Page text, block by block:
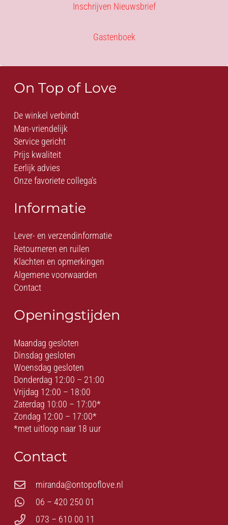
Inschrijven Nieuwsbrief
Gastenboek
On Top of Love
De winkel verbindt
Man-vriendelijk
Service gericht
Prijs kwaliteit
Eerlijk advies
Onze favoriete collega’s
Informatie
Lever- en verzendinformatie
Retourneren en ruilen
Klachten en opmerkingen
Algemene voorwaarden
Contact
Openingstijden
Maandag gesloten
Dinsdag gesloten
Woensdag gesloten
Donderdag 12:00 – 21:00
Vrijdag 12:00 – 18:00
Zaterdag 10:00 – 17:00*
Zondag 12:00 – 17:00*
*met uitloop naar 18 uur
Contact
miranda@ontopoflove.nl
06 – 420 250 01
073 – 610 00 11